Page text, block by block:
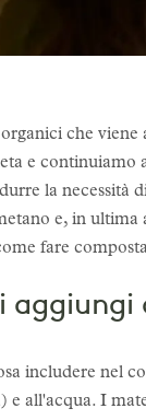
che
e
la
e, in
fare
aggiungi
includere nel
e all'acqua. I